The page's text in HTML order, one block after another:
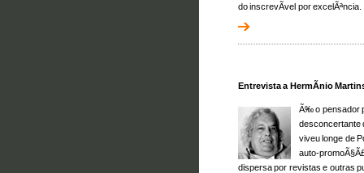
do inscrevÃ­vel por excelÃªncia.
Entrevista a HermÃ­nio
Ã‰ o pensador
desconcertante
viveu longe de
auto-
dispersa por revistas e outras